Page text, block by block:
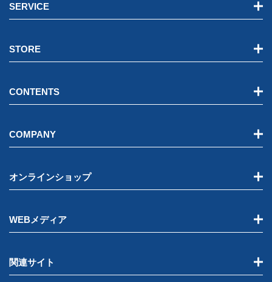
SERVICE
STORE
CONTENTS
COMPANY
オンラインショップ
WEBメディア
関連サイト